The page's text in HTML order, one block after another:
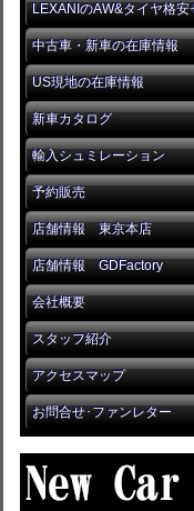
LEXANIのAW&タイヤ格安
中古車・新車の在庫情報
US現地の在庫情報
新車カタログ
輸入シュミレーション
予約販売
店舗情報 東京本店
店舗情報 GDFactory
会社概要
スタッフ紹介
アクセスマップ
お問合せ･ファンレター